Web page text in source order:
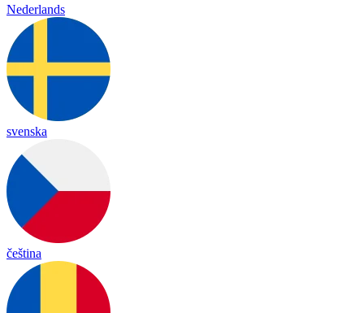
Nederlands
svenska
čeština